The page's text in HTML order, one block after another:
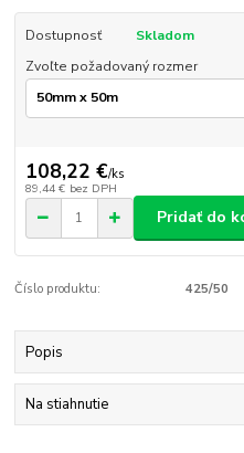
Dostupnosť
Skladom
Zvoľte požadovaný rozmer
108,22 €/ks
89,44 € bez DPH
Pridať do
Číslo produktu: 425/50
Popis
Na stiahnutie